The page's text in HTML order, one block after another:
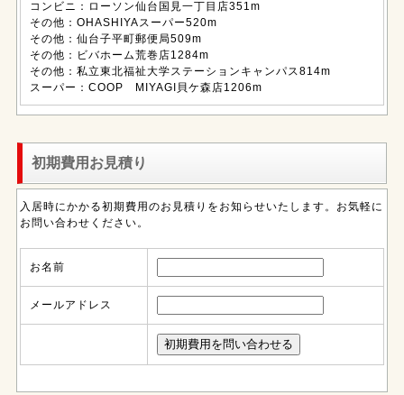
コンビニ：ローソン仙台国見一丁目店351m
その他：OHASHIYAスーパー520m
その他：仙台子平町郵便局509m
その他：ビバホーム荒巻店1284m
その他：私立東北福祉大学ステーションキャンパス814m
スーパー：COOP MIYAGI貝ケ森店1206m
初期費用お見積り
入居時にかかる初期費用のお見積りをお知らせいたします。お気軽に
お問い合わせください。
お名前
メールアドレス